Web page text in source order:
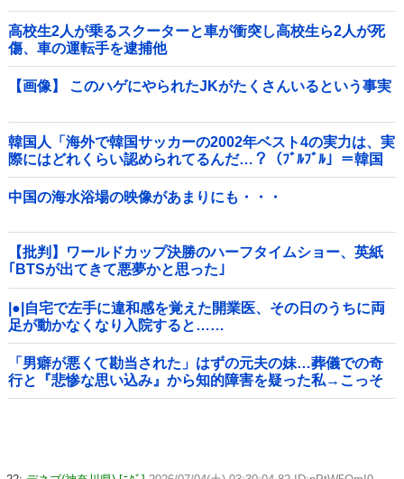
核！」
高校生2人が乗るスクーターと車が衝突し高校生ら2人が死
傷、車の運転手を逮捕他
【画像】 このハゲにやられたJKがたくさんいるという事実
韓国人「海外で韓国サッカーの2002年ベスト4の実力は、実
際にはどれくらい認められてるんだ…？（ﾌﾞﾙﾌﾞﾙ」＝韓国
の反応
中国の海水浴場の映像があまりにも・・・
【批判】ワールドカップ決勝のハーフタイムショー、英紙
｢BTSが出てきて悪夢かと思った｣
|●|自宅で左手に違和感を覚えた開業医、その日のうちに両
足が動かなくなり入院すると……
「男癖が悪くて勘当された」はずの元夫の妹…葬儀での奇
行と『悲惨な思い込み』から知的障害を疑った私→こっそ
り病院へ誘導し行政保護させた話